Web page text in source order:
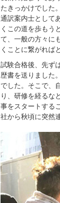
たきっかけでした。
通訳案内士として
くこの道を歩もう
て、一般の方々に
くことに繋がれば
試験合格後、先ず
歴書を送りました
でした。そこで、
り、研修を経るな
事をスタートする
社から秋頃に突然